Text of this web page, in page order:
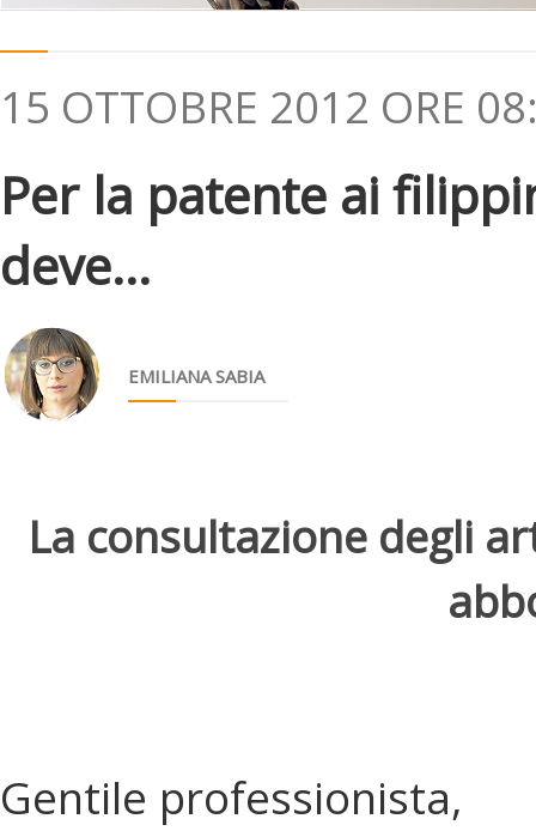
15 OTTOBRE 2012 ORE
Per la patente ai
deve...
EMILIANA SABIA
La consultazione degli
Gentile professionista,